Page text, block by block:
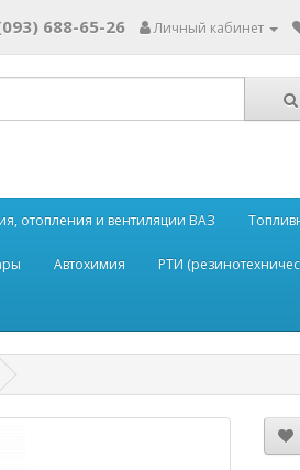
688-65-26 Личный кабинет
отопления и вентиляции ВАЗ
Автохимия РТИ